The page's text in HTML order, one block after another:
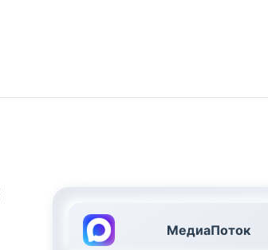
МедиаПоток